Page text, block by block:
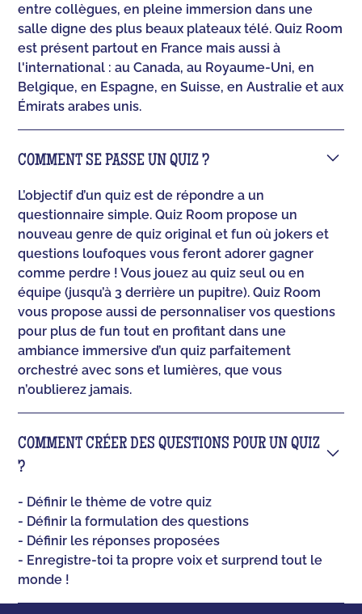
entre collègues, en pleine immersion dans une
salle digne des plus beaux plateaux télé. Quiz Room
est présent partout en France mais aussi à
l'international : au Canada, au Royaume-Uni, en
Belgique, en Espagne, en Suisse, en Australie et aux
Émirats arabes unis.
COMMENT SE PASSE UN QUIZ ?
L’objectif d’un quiz est de répondre a un
questionnaire simple. Quiz Room propose un
nouveau genre de quiz original et fun où jokers et
questions loufoques vous feront adorer gagner
comme perdre ! Vous jouez au quiz seul ou en
équipe (jusqu’à 3 derrière un pupitre). Quiz Room
vous propose aussi de personnaliser vos questions
pour plus de fun tout en profitant dans une
ambiance immersive d’un quiz parfaitement
orchestré avec sons et lumières, que vous
n’oublierez jamais.
COMMENT CRÉER DES QUESTIONS POUR UN QUIZ
?
- Définir le thème de votre quiz
- Définir la formulation des questions
- Définir les réponses proposées
- Enregistre-toi ta propre voix et surprend tout le
monde !